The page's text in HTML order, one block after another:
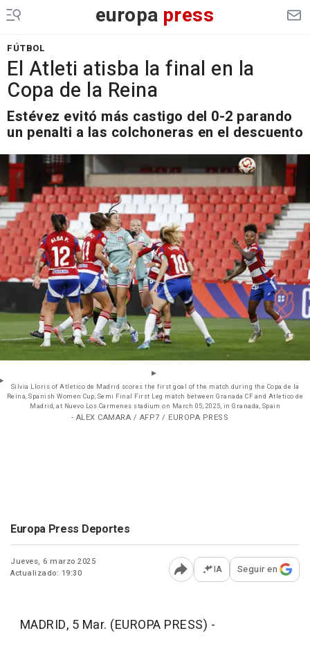
europa press
FÚTBOL
El Atleti atisba la final en la
Copa de la Reina
Estévez evitó más castigo del 0-2 parando
un penalti a las colchoneras en el descuento
Silvia Lloris of Atletico de Madrid scores the first goal of the match during the Copa de la
Reina, Spanish Women Cup, Semi Final First Leg match between Granada CF and Atletico de
Madrid, at Nuevo Los Carmenes stadium on March 05, 2025, in Granada, Spain
- ALEX CAMARA / AFP7 / EUROPA PRESS
Europa Press Deportes
Jueves, 6 marzo 2025
Actualizado: 19:30
Abrir opciones para
IA Seguir en
MADRID, 5 Mar. (EUROPA PRESS) -